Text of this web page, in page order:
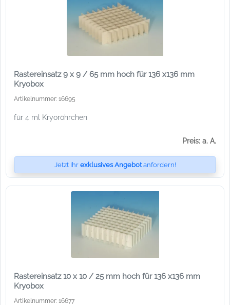
Rastereinsatz 9 x 9 / 65 mm hoch für 136 x136 mm
Kryobox
Artikelnummer: 16695
für 4 ml Kryoröhrchen
Preis: a. A.
Jetzt Ihr exklusives Angebotanfordern!
Rastereinsatz 10 x 10 / 25 mm hoch für 136 x136 mm
Kryobox
Artikelnummer: 16677